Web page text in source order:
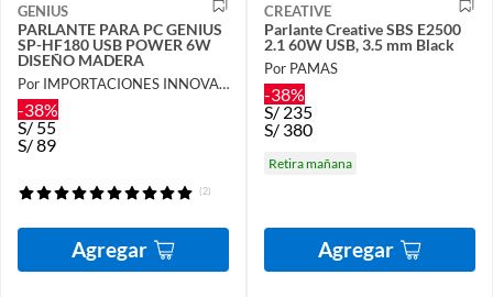
GENIUS
PARLANTE PARA PC GENIUS
SP-HF180 USB POWER 6W
DISEÑO MADERA
Por IMPORTACIONES INNOVA JEM
-38%
S/55
S/89
(2)
Agregar
CREATIVE
Parlante Creative SBS E2500
2.1 60W USB, 3.5 mm Black
Por PAMAS
-38%
S/235
S/ 380
Retira mañana
Agregar